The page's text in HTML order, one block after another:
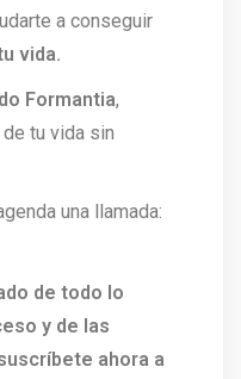
a conseguir
vida.
Formantia,
tu vida sin
una llamada:
de todo lo
y de las
ahora a